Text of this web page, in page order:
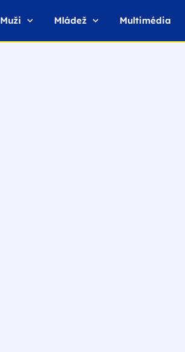
Muži Mládež Multimédia